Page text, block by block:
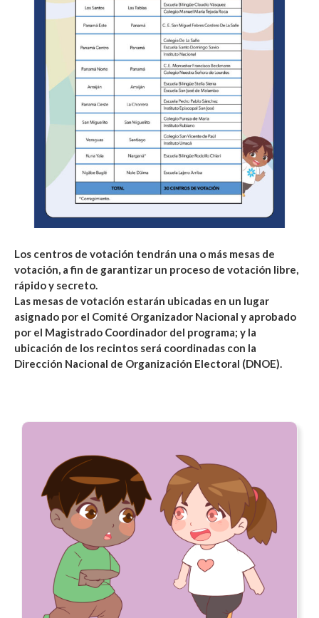
Los centros de votación tendrán una o más mesas de
votación, a fin de garantizar un proceso de votación libre,
rápido y secreto.
Las mesas de votación estarán ubicadas en un lugar
asignado por el Comité Organizador Nacional y aprobado
por el Magistrado Coordinador del programa; y la
ubicación de los recintos será coordinadas con la
Dirección Nacional de Organización Electoral (DNOE).